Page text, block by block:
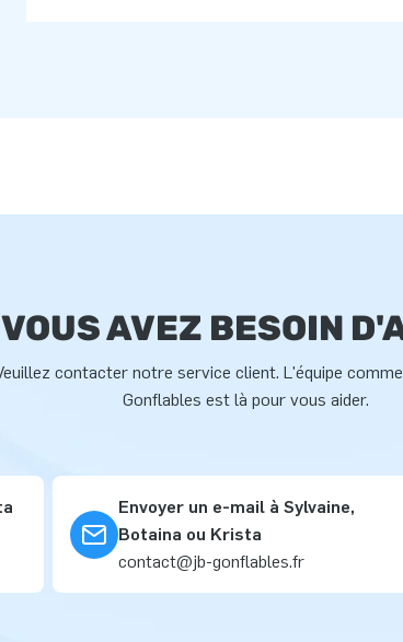
d’un service et d’une
VOUS AVEZ BESOIN
contacter notre service client. L'équipe
Gonflables est là pour vous aider.
Envoyer un e-mail à Sylvaine,
Botaina ou Krista
contact@jb-gonflables.fr